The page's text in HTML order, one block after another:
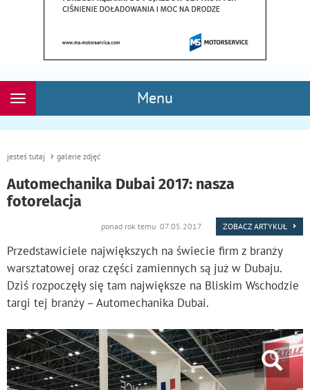
Menu
Rozwiń
jesteś tutaj galerie zdjęć
Automechanika Dubai 2017: nasza
fotorelacja
ponad rok temu 07.05.2017 ZOBACZ ARTYKUŁ
Przedstawiciele największych na świecie firm z branży
warsztatowej oraz części zamiennych są już w Dubaju.
Dziś rozpoczęły się tam największe na Bliskim Wschodzie
targi tej branży – Automechanika Dubai.